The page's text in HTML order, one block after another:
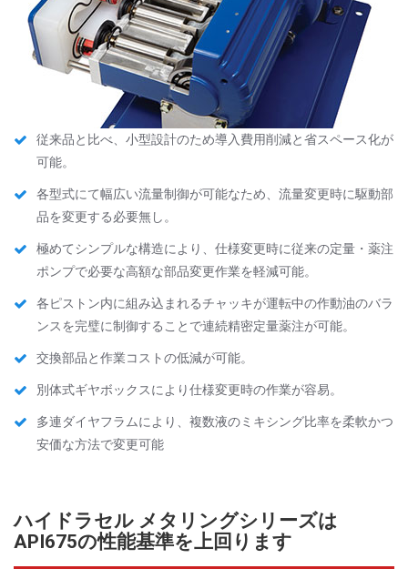
従来品と比べ、小型設計のため導入費用削減と省スペース化が
可能。
各型式にて幅広い流量制御が可能なため、流量変更時に駆動部
品を変更する必要無し。
極めてシンプルな構造により、仕様変更時に従来の定量・薬注
ポンプで必要な高額な部品変更作業を軽減可能。
各ピストン内に組み込まれるチャッキが運転中の作動油のバラ
ンスを完璧に制御することで連続精密定量薬注が可能。
交換部品と作業コストの低減が可能。
別体式ギヤボックスにより仕様変更時の作業が容易。
多連ダイヤフラムにより、複数液のミキシング比率を柔軟かつ
安価な方法で変更可能
ハイドラセル メタリングシリーズは
API675の性能基準を上回ります